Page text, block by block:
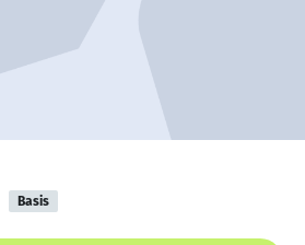
Basis